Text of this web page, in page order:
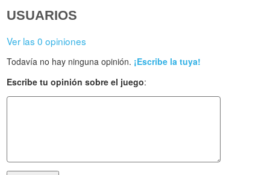
USUARIOS
Ver las 0 opiniones
Todavía no hay ninguna opinión. ¡Escribe la tuya!
Escribe tu opinión sobre el juego: